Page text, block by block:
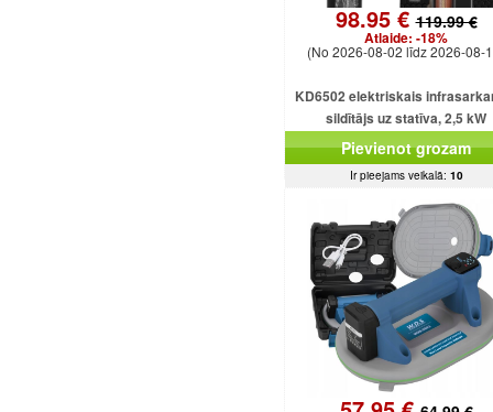
98.95 €119.99 €
Atlaide: -18%
(No 2026-08-02 līdz 2026-08-
KD6502 elektriskais
sildītājs uz statīva, 2,5 kW
Pievienot grozam
Ir pieejams veikalā: 10